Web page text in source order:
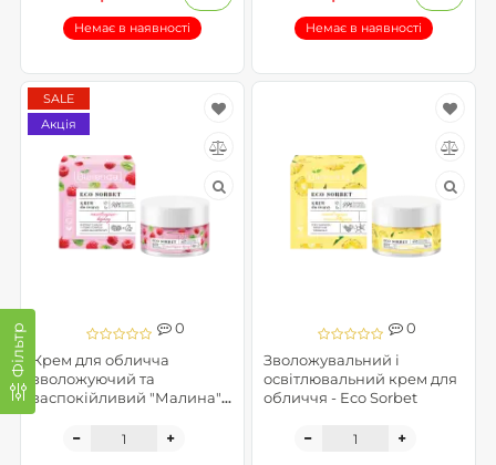
Фільтр
Немає в наявності Немає в наявності
0
Крем для обличча
зволожуючий та
заспокійливий "Малина" -
Eco Sorbet (пом'ята
упаковка)
SALE
Акція
0
Зволожувальний і
освітлювальний крем для
обличчя - Eco Sorbet